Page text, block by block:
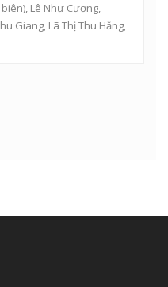
Lê Như Cương,
Giang, Lã Thị Thu Hằng,